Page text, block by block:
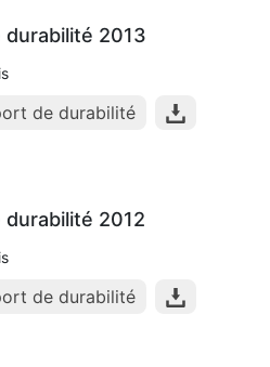
durabilité 2013
de durabilité
durabilité 2012
de durabilité